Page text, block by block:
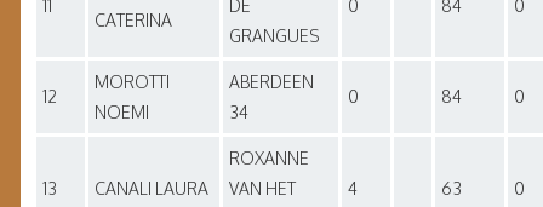
11
CATERINA
DE
GRANGUES
0 84 0
12
MOROTTI
NOEMI
ABERDEEN
34
0 84 0
13 CANALI LAURA
ROXANNE
VAN HET
4 63 0